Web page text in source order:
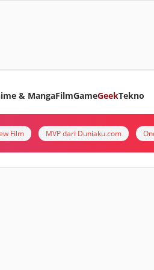
& MangaFilmGameGeekTekno
Film MVP dari Duniaku.com